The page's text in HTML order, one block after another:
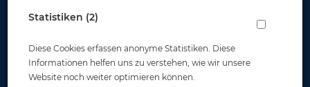
Statistiken (2)
Diese Cookies erfassen anonyme Statistiken. Diese
Informationen helfen uns zu verstehen, wie wir unsere
Website noch weiter optimieren können.